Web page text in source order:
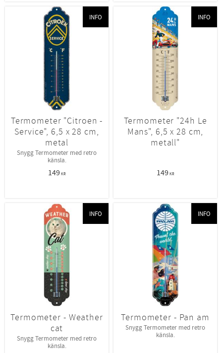
Termometer "Citroen -
Service", 6,5 x 28 cm,
metal
Snygg Termometer med retro
känsla.
149KR
INFO
Termometer "24h Le
Mans", 6,5 x 28 cm,
metall"
149KR
INFO
Termometer - Weather
cat
Snygg Termometer med retro
känsla.
INFO
Termometer - Pan am
Snygg Termometer med retro
känsla.
INFO